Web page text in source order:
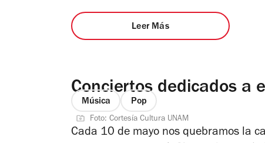
Leer Más
Conciertos dedicados a
Música Pop
Foto: Cortesía Cultura UNAM
Cada 10 de mayo nos quebramos la